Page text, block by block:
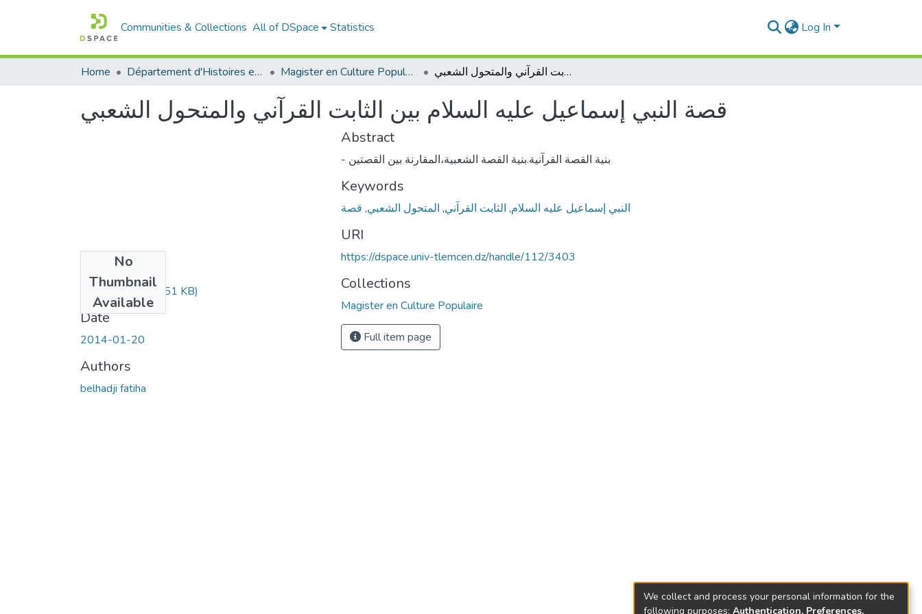
Communities & Collections All of DSpace Statistics Log In
Home Département d'Histoires et Arts Magister en Culture Populaire قصة النبي إسماعيل عليه السلام بين الثابت القرآني والمتحول الشعبي
قصة النبي إسماعيل عليه السلام بين الثابت القرآني والمتحول الشعبي
No
Thumbnail
Available
belhadji.pdf(818.51 KB)
Date
2014-01-20
Authors
belhadji fatiha
Abstract
- بنية القصة القرآنية.بنية القصة الشعبية،المقارنة بين القصتين
Keywords
النبي إسماعيل عليه السلام, الثابت القرآني, المتحول الشعبي, قصة
URI
https://dspace.univ-tlemcen.dz/handle/112/3403
Collections
Magister en Culture Populaire
Full item page
We collect and process your personal information for the
following purposes: Authentication, Preferences,